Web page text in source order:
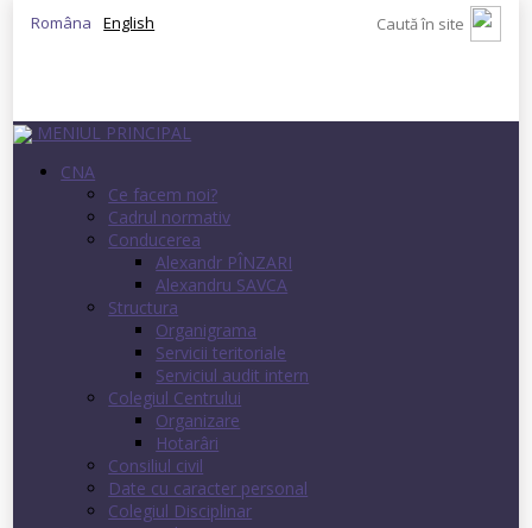
Româna English
MENIUL PRINCIPAL
CNA
Ce facem noi?
Cadrul normativ
Conducerea
Alexandr PÎNZARI
Alexandru SAVCA
Structura
Organigrama
Servicii teritoriale
Serviciul audit intern
Colegiul Centrului
Organizare
Hotarâri
Consiliul civil
Date cu caracter personal
Colegiul Disciplinar